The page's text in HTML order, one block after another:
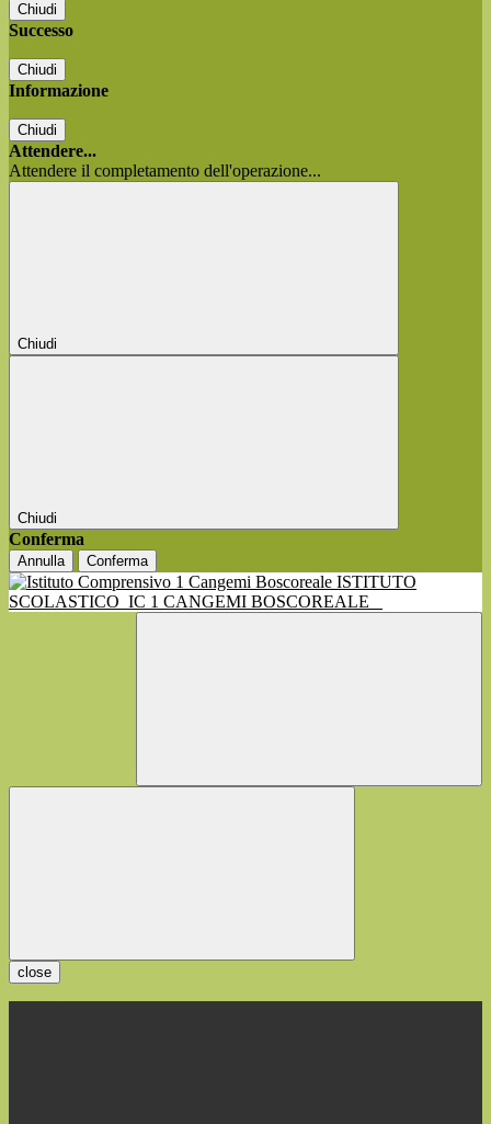
Chiudi
Successo
Chiudi
Informazione
Chiudi
Attendere...
Attendere il completamento dell'operazione...
Chiudi
Chiudi
Conferma
Annulla Conferma
ISTITUTO
SCOLASTICO IC 1 CANGEMI BOSCOREALE
close